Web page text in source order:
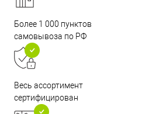
Более 1 000 пунктов
самовывоза по РФ
Весь ассортимент
сертифицирован